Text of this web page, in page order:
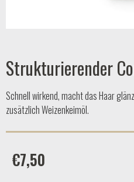
Strukturierender
Schnell wirkend, macht das Haar
zusätzlich Weizenkeimöl.
€7,50